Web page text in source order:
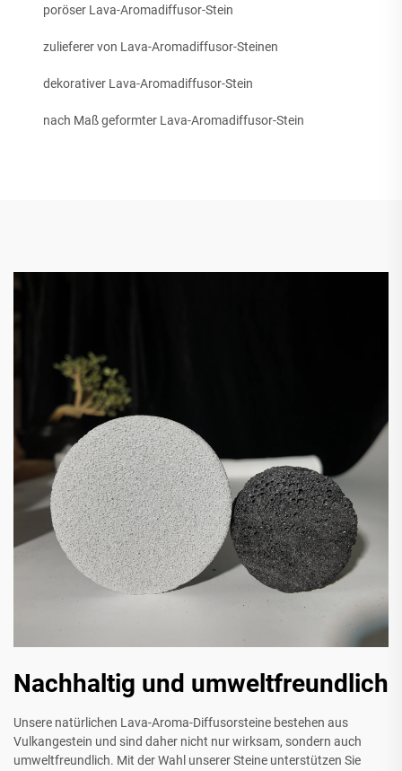
poröser Lava-Aromadiffusor-Stein
zulieferer von Lava-Aromadiffusor-Steinen
dekorativer Lava-Aromadiffusor-Stein
nach Maß geformter Lava-Aromadiffusor-Stein
Nachhaltig und umweltfreundlich
Unsere natürlichen Lava-Aroma-Diffusorsteine bestehen aus
Vulkangestein und sind daher nicht nur wirksam, sondern auch
umweltfreundlich. Mit der Wahl unserer Steine unterstützen Sie